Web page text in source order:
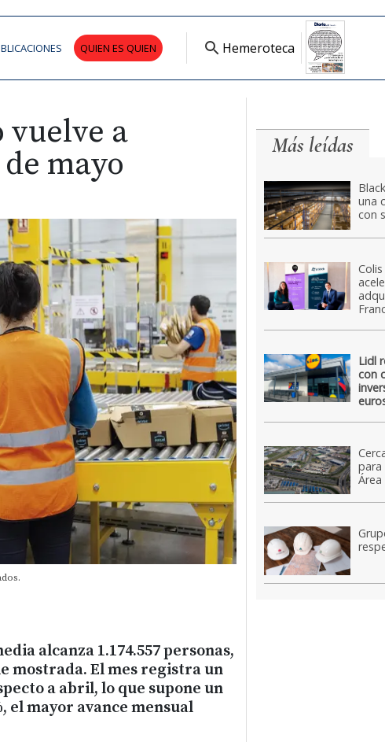
QUIEN ES QUIEN Hemeroteca
vuelve a
mayo
alcanza 1.174.557 personas,
mostrada. El mes registra un
a abril, lo que supone un
el mayor avance mensual
Más leídas
una
con
Lidl
con
para